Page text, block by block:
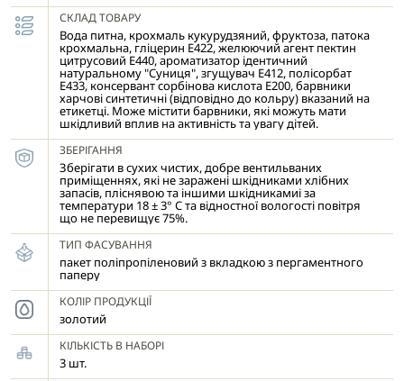
СКЛАД ТОВАРУ
Вода питна, крохмаль кукурудзяний, фруктоза, патока
крохмальна, гліцерин Е422, желюючий агент пектин
цитрусовий Е440, ароматизатор ідентичний
натуральному "Суниця", згущувач Е412, полісорбат
Е433, консервант сорбінова кислота Е200, барвники
харчові синтетичні (відповідно до кольру) вказаний на
етикетці. Може містити барвники, які можуть мати
шкідливий вплив на активність та увагу дітей.
ЗБЕРІГАННЯ
Зберігати в сухих чистих, добре вентильваних
приміщеннях, які не заражені шкідниками хлібних
запасів, пліснявою та іншими шкідникамиі за
температури 18 ± 3° С та відностної вологості повітря
що не перевищує 75%.
ТИП ФАСУВАННЯ
пакет поліпропіленовий з вкладкою з пергаментного
паперу
КОЛІР ПРОДУКЦІЇ
золотий
КІЛЬКІСТЬ В НАБОРІ
3 шт.